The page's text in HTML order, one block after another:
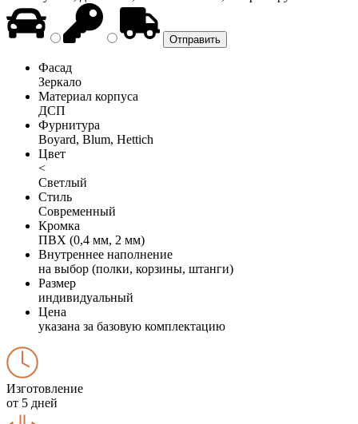
Фасад
Зеркало
Материал корпуса
ДСП
Фурнитура
Boyard, Blum, Hettich
Цвет
<
Светлый
Стиль
Современный
Кромка
ПВХ (0,4 мм, 2 мм)
Внутреннее наполнение
на выбор (полки, корзины, штанги)
Размер
индивидуальный
Цена
указана за базовую комплектацию
Изготовление
от 5 дней